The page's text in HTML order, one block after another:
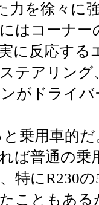
力を徐々に
はコーナー
に反応す
テアリン
がドライ
乗用車的
ば普通の乗
特にR230
こともあ